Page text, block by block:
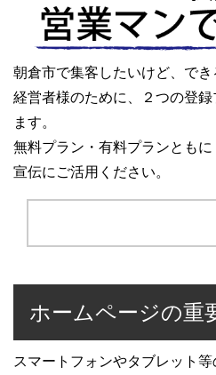
朝倉市で集客したいけど、で
経営者様のために、２つの登
ます。
無料プラン・有料プランとも
宣伝にご活用ください。
ホームページの重
スマートフォンやタブレット